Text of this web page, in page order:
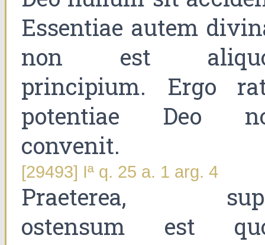
Essentiae autem
non est
principium. Ergo
potentiae Deo
convenit.
[29493] Iª q. 25 a. 1 arg. 4
Praeterea,
ostensum est